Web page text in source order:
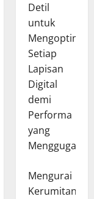
Detil
untuk
Setiap
Lapisan
Digital
demi
Performa
yang
Menggugah
Mengurai
Kerumitan